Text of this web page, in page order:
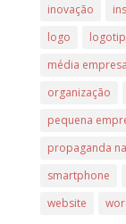
inovação
logo
média empresa
organização
pequena
propaganda
smartphone
website